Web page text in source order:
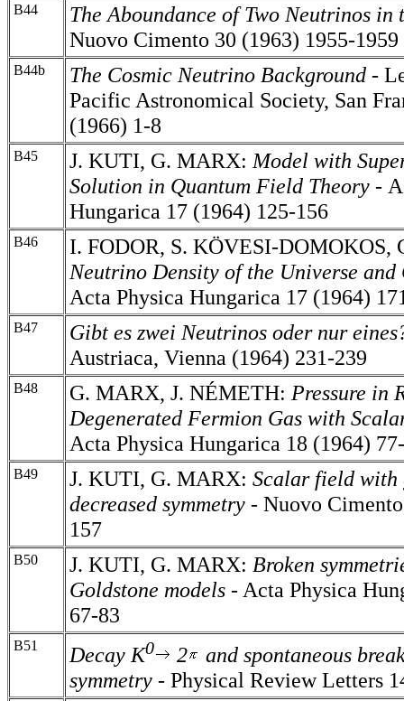
B44
The Aboundance of Two Neutrinos in
Nuovo Cimento 30 (1963) 1955-1959
B44b The Cosmic Neutrino Background -
Pacific Astronomical Society, San
(1966) 1-8
B45 J. KUTI, G. MARX: Model with
Solution in Quantum Field Theory -
Hungarica 17 (1964) 125-156
B46
I. FODOR, S. KÖVESI-DOMOKOS,
Neutrino Density of the Universe and
Acta Physica Hungarica 17 (1964)
B47
Gibt es zwei Neutrinos oder nur
Austriaca, Vienna (1964) 231-239
B48 G. MARX, J. NÉMETH: Pressure in
Degenerated Fermion Gas with
Acta Physica Hungarica 18 (1964)
B49 J. KUTI, G. MARX: Scalar field with
decreased symmetry - Nuovo
157
B50 J. KUTI, G. MARX: Broken
Goldstone models - Acta Physica
67-83
B51 Decay K0 2
and spontaneous
symmetry - Physical Review Letters